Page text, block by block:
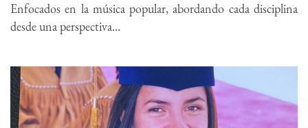
Enfocados en la música popular, abordando cada disciplina
desde una perspectiva...